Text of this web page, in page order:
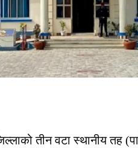
तीन वटा स्थानीय तह